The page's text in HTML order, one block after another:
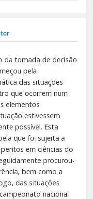
da tomada de decisão
pela
das situações
que ocorrem num
elementos
estivessem
possível. Esta
que foi sujeita a
em ciências do
procurou-
bem como a
das situações
nacional